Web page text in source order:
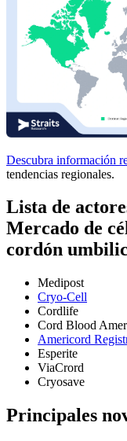
Descubra información
tendencias regionales.
Lista de
Mercado de
cordón
Medipost
Cryo-Cell
Cordlife
Cord Blood
Americord
Esperite
ViaCrord
Cryosave
Principales